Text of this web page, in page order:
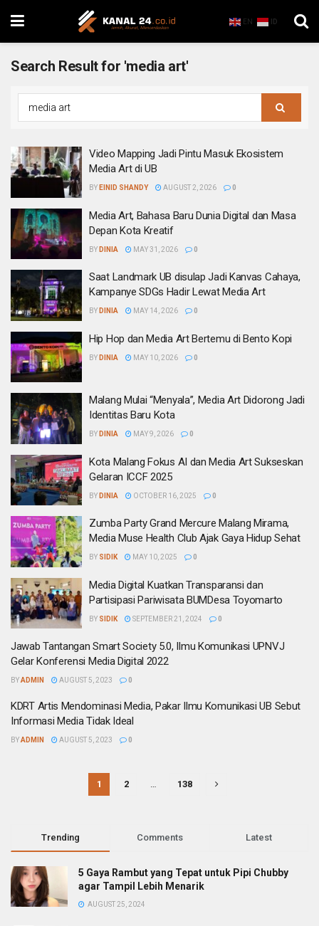
EN ID
Search Result for 'media art'
Video Mapping Jadi Pintu Masuk Ekosistem
Media Art di UB
BY EINID SHANDY AUGUST 2, 2026 0
Media Art, Bahasa Baru Dunia Digital dan Masa
Depan Kota Kreatif
BY DINIA MAY 31, 2026 0
Saat Landmark UB disulap Jadi Kanvas Cahaya,
Kampanye SDGs Hadir Lewat Media Art
BY DINIA MAY 14, 2026 0
Hip Hop dan Media Art Bertemu di Bento Kopi
BY DINIA MAY 10, 2026 0
Malang Mulai “Menyala”, Media Art Didorong Jadi
Identitas Baru Kota
BY DINIA MAY 9, 2026 0
Kota Malang Fokus AI dan Media Art Sukseskan
Gelaran ICCF 2025
BY DINIA OCTOBER 16, 2025 0
Zumba Party Grand Mercure Malang Mirama,
Media Muse Health Club Ajak Gaya Hidup Sehat
BY SIDIK MAY 10, 2025 0
Media Digital Kuatkan Transparansi dan
Partisipasi Pariwisata BUMDesa Toyomarto
BY SIDIK SEPTEMBER 21, 2024 0
Jawab Tantangan Smart Society 5.0, Ilmu Komunikasi UPNVJ
Gelar Konferensi Media Digital 2022
BYADMIN AUGUST 5, 2023 0
KDRT Artis Mendominasi Media, Pakar Ilmu Komunikasi UB Sebut
Informasi Media Tidak Ideal
BYADMIN AUGUST 5, 2023 0
1 2 … 138
Trending Comments Latest
5 Gaya Rambut yang Tepat untuk Pipi Chubby
agar Tampil Lebih Menarik
AUGUST 25, 2024